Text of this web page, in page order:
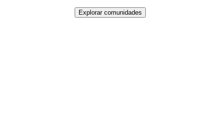
Explorar comunidades